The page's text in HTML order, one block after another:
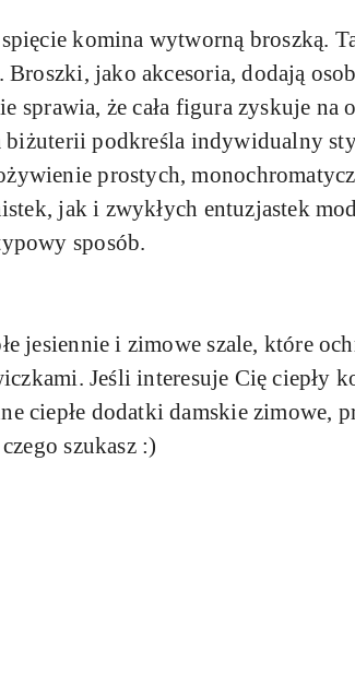
komina wytworną broszką.
Broszki, jako akcesoria, dodają
że cała figura zyskuje na
podkreśla indywidualny
prostych,
jak i zwykłych entuzjastek
sposób.
jesiennie i zimowe szale, które
Jeśli interesuje Cię ciepły
ciepłe dodatki damskie zimowe,
szukasz :)